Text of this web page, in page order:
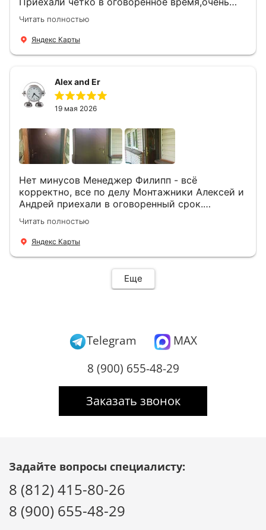
вежливые,деликатные рабочие .Все
понравилось и дверь ,и работа и цена!
Читать полностью
Яндекс Карты
Alex and Er
19 мая 2026
Нет минусов Менеджер Филипп - всё
корректно, все по делу Монтажники Алексей и
Андрей приехали в оговоренный срок.
Демонтировали старую дверь и установили
новую буквально за час Быстро и качественно
+ нормальные цены Всем большое спасибо
Читать полностью
Яндекс Карты
Еще
Telegram
MAX
8 (900) 655-48-29
Заказать звонок
Задайте вопросы специалисту:
8 (812) 415-80-26
8 (900) 655-48-29